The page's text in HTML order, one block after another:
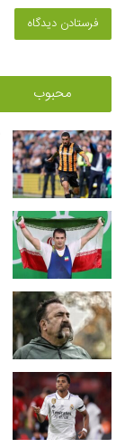
محبوب